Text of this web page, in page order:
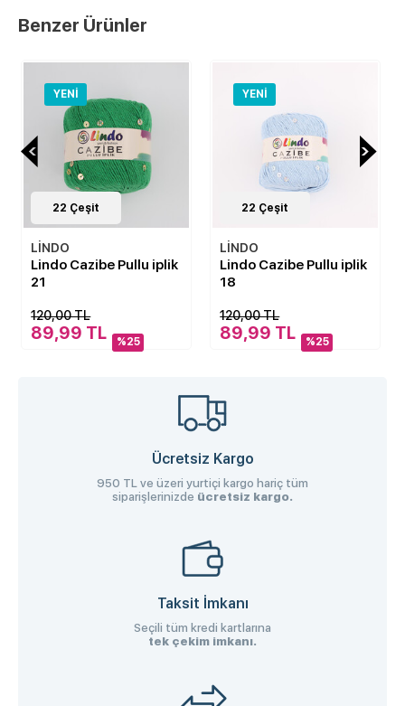
Benzer Ürünler
YENI
22Çeşit
LİNDO
Lindo Cazibe Pullu iplik
21
120,00 TL
89,99 TL %25
YENI
22Çeşit
LİNDO
Lindo Cazibe Pullu iplik
18
120,00 TL
89,99 TL %25
Ücretsiz Kargo
950 TL ve üzeri yurtiçi kargo hariç tüm
siparişlerinizde ücretsiz kargo.
Taksit İmkanı
Seçili tüm kredi kartlarına
tek çekim imkanı.